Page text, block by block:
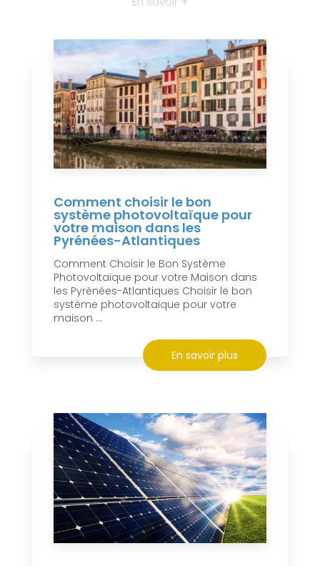
Comment choisir le bon
système photovoltaïque pour
votre maison dans les
Pyrénées-Atlantiques
Comment Choisir le Bon Système
Photovoltaïque pour votre Maison dans
les Pyrénées-Atlantiques Choisir le bon
système photovoltaïque pour votre
maison ...
En savoir plus